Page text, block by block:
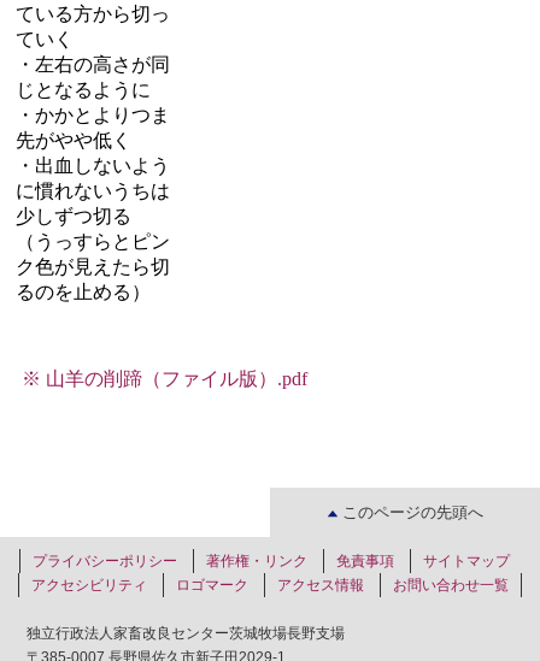
ている方から切っ
ていく
・左右の高さが同
じとなるように
・かかとよりつま
先がやや低く
・出血しないよう
に慣れないうちは
少しずつ切る
（うっすらとピン
ク色が見えたら切
るのを止める）
※ 山羊の削蹄（ファイル版）.pdf
このページの先頭へ
プライバシーポリシー 著作権・リンク 免責事項
サイトマップ
アクセシビリティ
ロゴマーク アクセス情報 お問い合わせ一覧
独立行政法人家畜改良センター茨城牧場長野支場
〒385-0007 長野県佐久市新子田2029-1